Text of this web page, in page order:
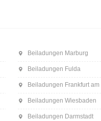
Beiladungen Marburg
Beiladungen Fulda
Beiladungen Frankfurt am
Beiladungen Wiesbaden
Beiladungen Darmstadt